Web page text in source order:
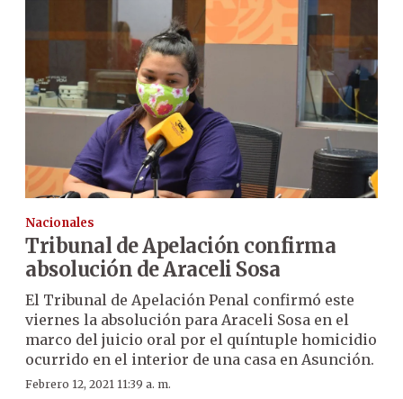
Nacionales
Tribunal de Apelación confirma
absolución de Araceli Sosa
El Tribunal de Apelación Penal confirmó este
viernes la absolución para Araceli Sosa en el
marco del juicio oral por el quíntuple homicidio
ocurrido en el interior de una casa en Asunción.
Febrero 12, 2021 11:39 a. m.